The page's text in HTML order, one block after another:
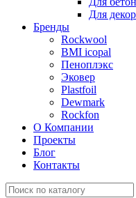
Для
Бренды
Rockwool
BMI icopal
Пеноплэкс
Эковер
Plastfoil
Dewmark
Rockfon
О Компании
Проекты
Блог
Контакты